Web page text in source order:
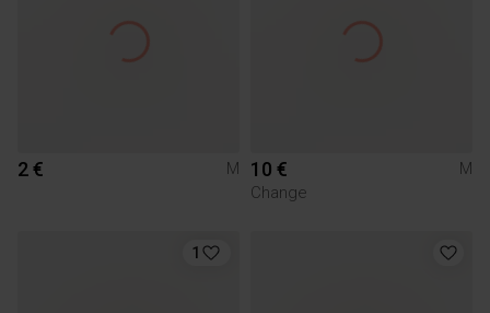
2 € M 10 €
M
Change
1